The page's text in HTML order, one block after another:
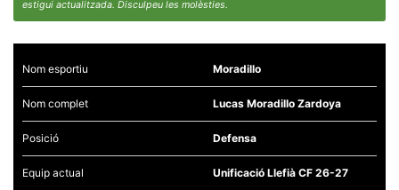
estigui actualitzada. Disculpeu les molèsties.
Nom esportiu Moradillo
Nom complet Lucas Moradillo Zardoya
Posició Defensa
Equip actual Unificació Llefià CF 26-27